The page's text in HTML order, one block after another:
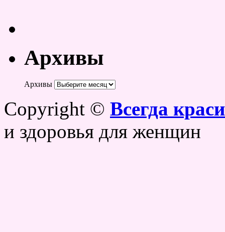
Архивы
Архивы
Copyright © Всегда
и здоровья для женщин